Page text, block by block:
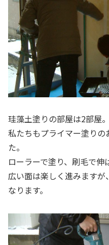
珪藻土塗りの部屋は2部屋。
私たちもプライマー塗り
た。
ローラーで塗り、刷毛で伸
広い面は楽しく進みますが
なります。